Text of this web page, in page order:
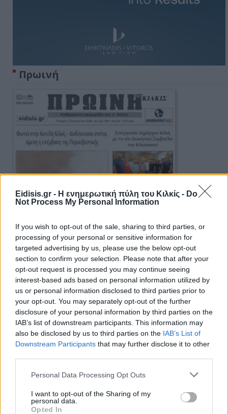
Eidisis.gr - Η ενημερωτική πύλη του Κιλκίς - Do
Not Process My Personal Information
If you wish to opt-out of the sale, sharing to third parties, or
processing of your personal or sensitive information for
targeted advertising by us, please use the below opt-out
section to confirm your selection. Please note that after your
opt-out request is processed you may continue seeing
interest-based ads based on personal information utilized by
us or personal information disclosed to third parties prior to
your opt-out. You may separately opt-out of the further
disclosure of your personal information by third parties on the
IAB’s list of downstream participants. This information may
also be disclosed by us to third parties on the IAB’s List of
Downstream Participants that may further disclose it to other
Personal Data Processing Opt Outs
I want to opt-out of the Sharing of my
personal data.
Opted In
Πρωινή
Πρωινή 5-8-2026